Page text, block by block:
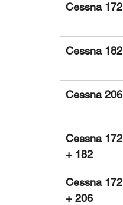
Cessna 172
Cessna 182
Cessna 206
Cessna 172
+ 182
Cessna 172
+ 206